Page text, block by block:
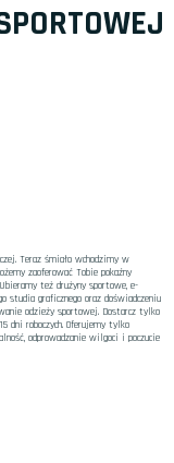
Teraz śmiało wchodzimy w
zaoferować Tobie pokaźny
też drużyny sportowe, e-
studia graficznego oraz doświadczeniu
odzieży sportowej. Dostarcz tylko
dni roboczych. Oferujemy tylko
odprowadzanie wilgoci i poczucie